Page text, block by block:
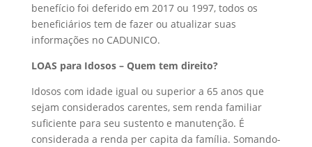
benefício foi deferido em 2017 ou 1997, todos os
beneficiários tem de fazer ou atualizar suas
informações no CADUNICO.
LOAS para Idosos – Quem tem direito?
Idosos com idade igual ou superior a 65 anos que
sejam considerados carentes, sem renda familiar
suficiente para seu sustento e manutenção. É
considerada a renda per capita da família. Somando-